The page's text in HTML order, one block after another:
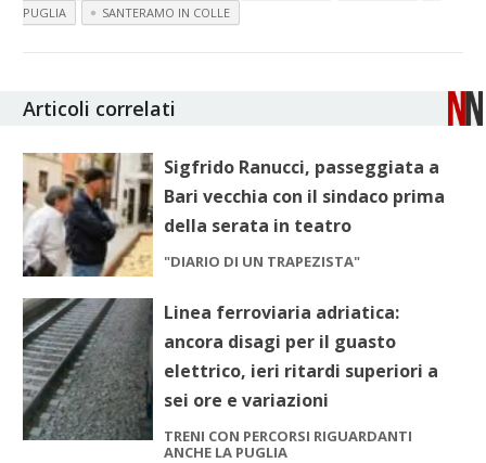
PUGLIA
SANTERAMO IN COLLE
Articoli correlati
Sigfrido Ranucci, passeggiata a
Bari vecchia con il sindaco prima
della serata in teatro
"DIARIO DI UN TRAPEZISTA"
Linea ferroviaria adriatica:
ancora disagi per il guasto
elettrico, ieri ritardi superiori a
sei ore e variazioni
TRENI CON PERCORSI RIGUARDANTI
ANCHE LA PUGLIA